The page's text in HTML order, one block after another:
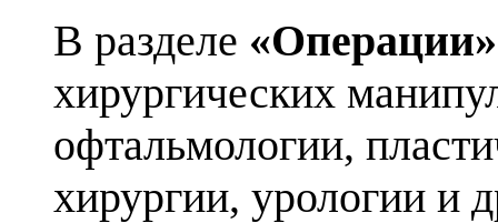
В разделе «Операции»
хирургических
офтальмологии,
хирургии, урологии и